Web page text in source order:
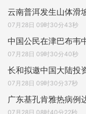
云南普洱发生山体滑
07月28日 09时30分43秒
中国公民在津巴布韦
07月28日 09时30分40秒
长和拟邀中国大陆投
07月28日 09时30分37秒
广东基孔肯雅热病例
07月28日 08时40分22秒